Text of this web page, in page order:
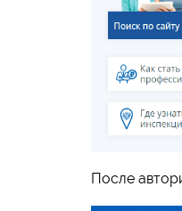
После